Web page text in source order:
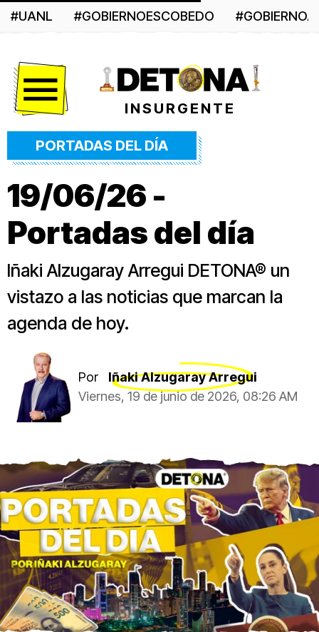
#UANL #GOBIERNOESCOBEDO
INSURGENTE
PORTADAS DEL DÍA
19/06/26 -
Portadas del día
Iñaki Alzugaray Arregui DETONA® un
vistazo a las noticias que marcan la
agenda de hoy.
Por
Iñaki Alzugaray Arregui
Viernes, 19 de junio de 2026, 08:26 AM